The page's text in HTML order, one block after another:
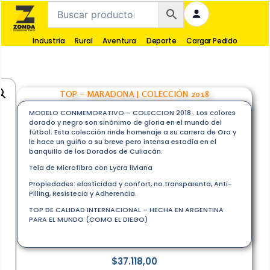
Industria Rural Aventura Deporte Cargar Pedido
TOP – MARADONA | COLECCIÓN 2018
$37.118,00
MODELO CONMEMORATIVO – COLECCION 2018 . Los colores
dorado y negro son sinónimo de gloria en el mundo del
fútbol. Esta colección rinde homenaje a su carrera de Oro y
le hace un guiño a su breve pero intensa estadía en el
banquillo de los Dorados de Culiacán.
Tela de Microfibra con Lycra liviana
Propiedades: elasticidad y confort, no transparenta, Anti-
Pilling, Resistecia y Adherencia.
TOP DE CALIDAD INTERNACIONAL – HECHA EN ARGENTINA
PARA EL MUNDO (COMO EL DIEGO)